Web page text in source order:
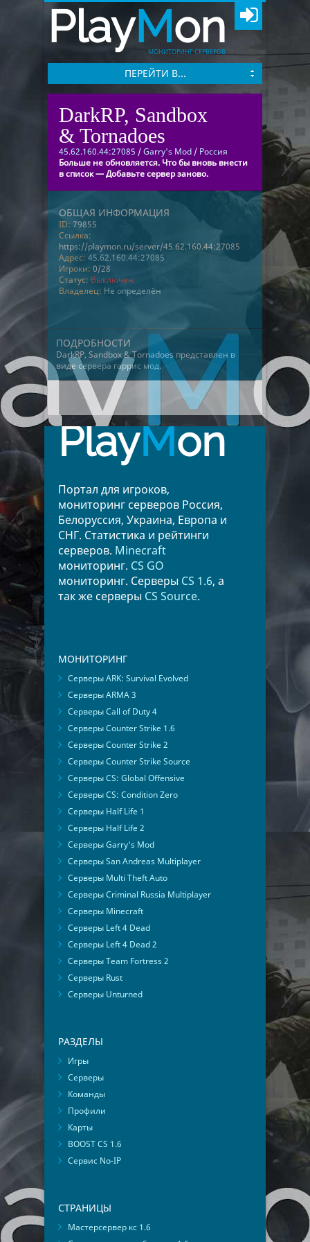
PlayMon
МОНИТОРИНГ СЕРВЕРОВ
ПЕРЕЙТИ В...
DarkRP, Sandbox
& Tornadoes
45.62.160.44:27085 /Garry's Mod / Россия
Больше не обновляется. Что бы вновь внести
в список — Добавьте сервер заново.
ОБЩАЯ ИНФОРМАЦИЯ
ID: 79855
Ссылка:
https://playmon.ru/server/45.62.160.44:27085
Адрес: 45.62.160.44:27085
Игроки: 0/28
Статус: Выключен
Владелец: Не определён
ПОДРОБНОСТИ
DarkRP, Sandbox & Tornadoes представлен в
виде сервера гаррис мод.
PlayMon
Портал для игроков,
мониторинг серверов Россия,
Белоруссия, Украина, Европа и
СНГ. Статистика и рейтинги
серверов. Minecraft
мониторинг. CS GO
мониторинг. Серверы CS 1.6, а
так же серверы CS Source.
МОНИТОРИНГ
Серверы ARK: Survival Evolved
Серверы ARMA 3
Серверы Call of Duty 4
Серверы Counter Strike 1.6
Серверы Counter Strike 2
Серверы Counter Strike Source
Серверы CS: Global Offensive
Серверы CS: Condition Zero
Серверы Half Life 1
Серверы Half Life 2
Серверы Garry's Mod
Серверы San Andreas Multiplayer
Серверы Multi Theft Auto
Серверы Criminal Russia Multiplayer
Серверы Minecraft
Серверы Left 4 Dead
Серверы Left 4 Dead 2
Серверы Team Fortress 2
Серверы Rust
Серверы Unturned
РАЗДЕЛЫ
Игры
Серверы
Команды
Профили
Карты
BOOST CS 1.6
Сервис No-IP
СТРАНИЦЫ
Мастерсервер кс 1.6